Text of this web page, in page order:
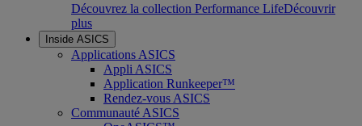
Découvrez la collection Performance LifeDécouvrir
plus
Inside ASICS
Applications ASICS
Appli ASICS
Application Runkeeper™
Rendez-vous ASICS
Communauté ASICS